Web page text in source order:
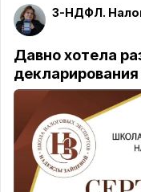
Давно хотела